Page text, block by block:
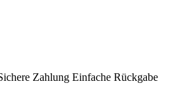
Zahlung Einfache Rückgabe